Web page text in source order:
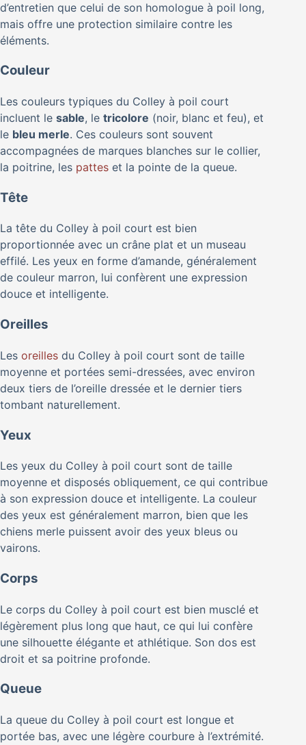
d’entretien que celui de son homologue à poil long,
mais offre une protection similaire contre les
éléments.
Couleur
Les couleurs typiques du Colley à poil court
incluent le sable, le tricolore (noir, blanc et feu), et
le bleu merle. Ces couleurs sont souvent
accompagnées de marques blanches sur le collier,
la poitrine, les pattes et la pointe de la queue.
Tête
La tête du Colley à poil court est bien
proportionnée avec un crâne plat et un museau
effilé. Les yeux en forme d’amande, généralement
de couleur marron, lui confèrent une expression
douce et intelligente.
Oreilles
Les oreilles du Colley à poil court sont de taille
moyenne et portées semi-dressées, avec environ
deux tiers de l’oreille dressée et le dernier tiers
tombant naturellement.
Yeux
Les yeux du Colley à poil court sont de taille
moyenne et disposés obliquement, ce qui contribue
à son expression douce et intelligente. La couleur
des yeux est généralement marron, bien que les
chiens merle puissent avoir des yeux bleus ou
vairons.
Corps
Le corps du Colley à poil court est bien musclé et
légèrement plus long que haut, ce qui lui confère
une silhouette élégante et athlétique. Son dos est
droit et sa poitrine profonde.
Queue
La queue du Colley à poil court est longue et
portée bas, avec une légère courbure à l’extrémité.